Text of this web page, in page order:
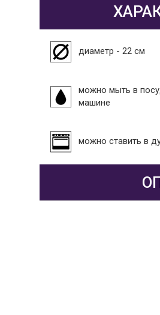
диаметр - 22 см
можно мыть в
машине
можно ставить в